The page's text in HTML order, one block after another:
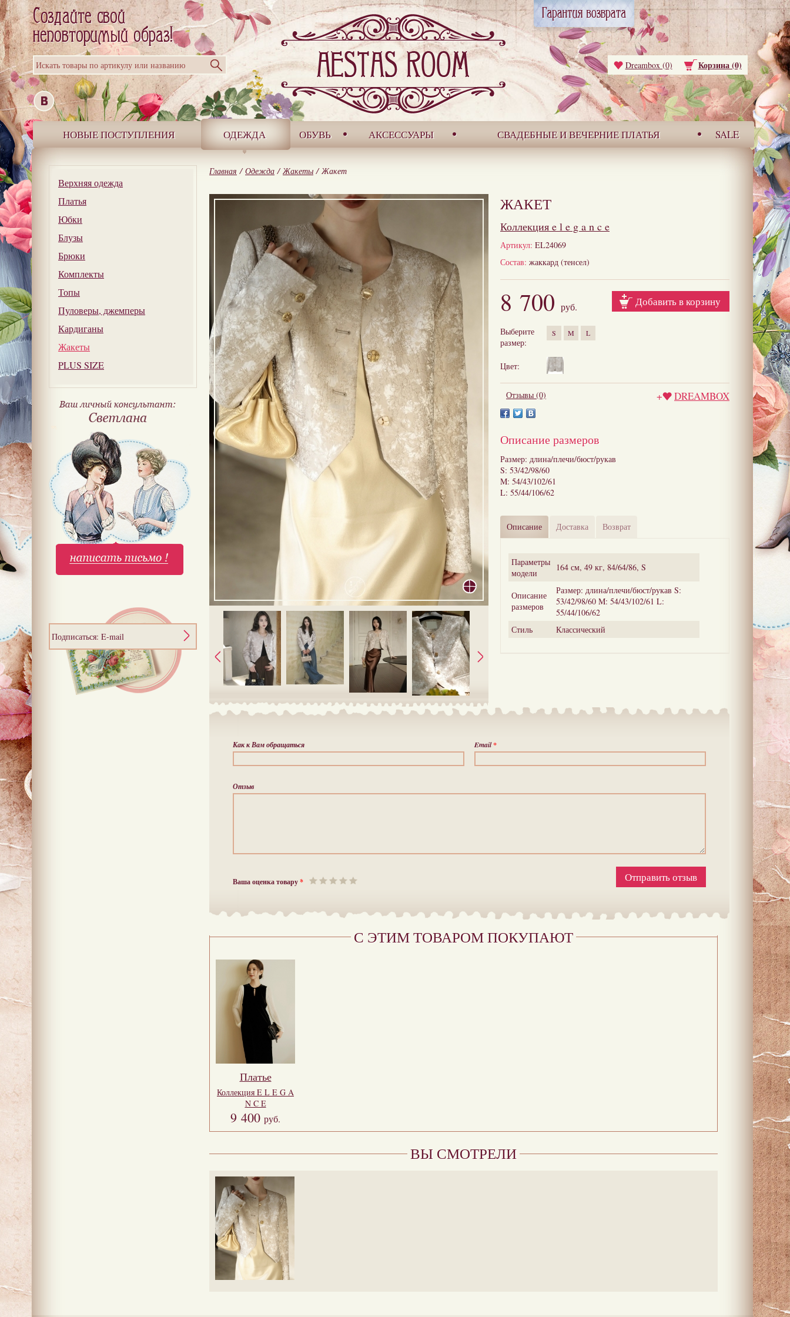
Искать товары по артикулу или названию
НОВЫЕ ПОСТУПЛЕНИЯ ОДЕЖДА ОБУВЬ АКСЕССУАРЫ СВАДЕБНЫЕ И ВЕЧЕРНИЕ ПЛАТЬЯ SALE
Dreambox (0) Корзина (0)
Верхняя одежда
Платья
Юбки
Блузы
Брюки
Комплекты
Топы
Пуловеры, джемперы
Кардиганы
Жакеты
PLUS SIZE
Подписаться: E-mail
Главная / Одежда / Жакеты / Жакет
ЖАКЕТ
Коллекция e l e g a n c e
Артикул: EL24069
Состав: жаккард (тенсел)
Добавить в корзину
8 700 руб.
Выберите
размер:
S M L
Цвет:
Отзывы (0) + DREAMBOX
Описание размеров
Размер: длина/плечи/бюст/рукав
S: 53/42/98/60
M: 54/43/102/61
L: 55/44/106/62
Описание Доставка Возврат
Параметры
модели
164 см, 49 кг, 84/64/86, S
Описание
размеров
Размер: длина/плечи/бюст/рукав S:
53/42/98/60 M: 54/43/102/61 L:
55/44/106/62
Стиль
Классический
Как к Вам обращаться Email*
Отзыв
Ваша оценка товару* Отправить отзыв
С ЭТИМ ТОВАРОМ ПОКУПАЮТ
Платье
Коллекция E L E G A
N C E
9 400 руб.
ВЫ СМОТРЕЛИ